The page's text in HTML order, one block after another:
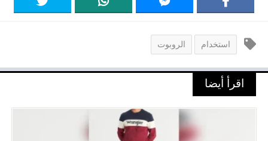
استخدام الروبوت
اقرأ أيضا